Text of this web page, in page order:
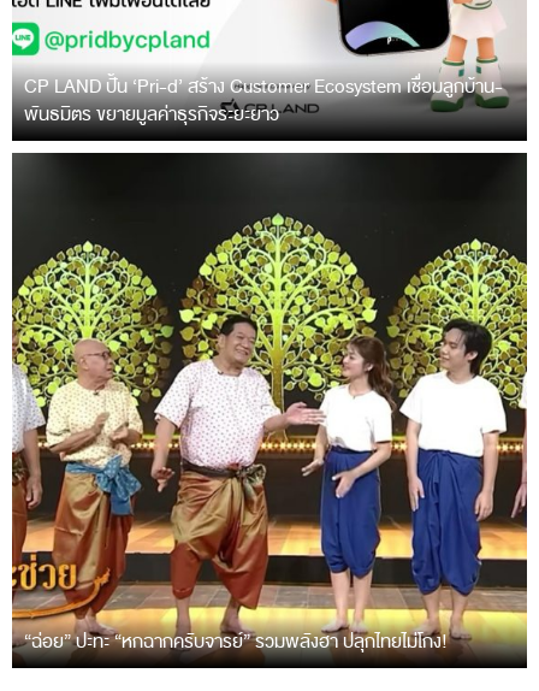
CP LAND ปั้น ‘Pri-d’ สร้าง Customer Ecosystem เชื่อมลูกบ้าน-
พันธมิตร ขยายมูลค่าธุรกิจระยะยาว
“ฉ่อย” ปะทะ “หกฉากครับจารย์” รวมพลังฮา ปลุกไทยไม่โกง!